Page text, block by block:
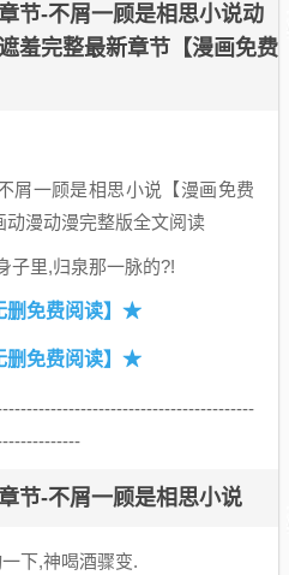
节-不屑一顾是相思小说动
羞完整最新章节【漫画免费
屑一顾是相思小说【漫画免费
动漫动漫完整版全文阅读
子里,归泉那一脉的?!
免费阅读】★
免费阅读】★
节-不屑一顾是相思小说
下,神喝酒骤变.